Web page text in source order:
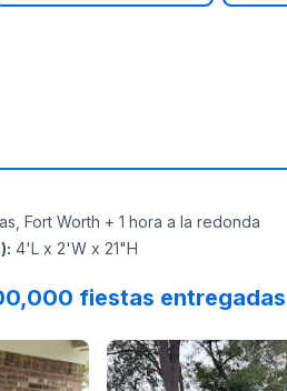
Fort Worth + 1 hora a la redonda
: 4'L x 2'W x 21"H
fiestas
byRima IVTC:I highly
Reviewed on